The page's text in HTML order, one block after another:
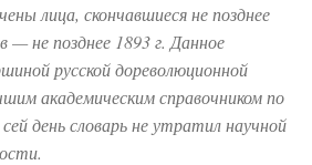
лица, скончавшиеся не позднее
— не позднее 1893 г. Данное
русской дореволюционной
академическим справочником по
день словарь не утратил научной